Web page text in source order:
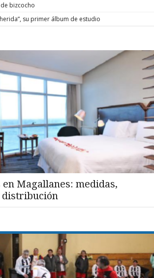
bizcocho
su primer álbum de estudio
Magallanes: medidas,